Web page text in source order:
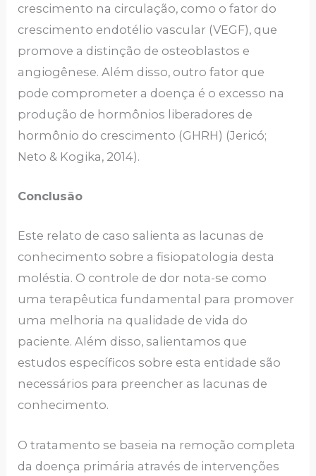
crescimento na circulação, como o fator do
crescimento endotélio vascular (VEGF), que
promove a distinção de osteoblastos e
angiogênese. Além disso, outro fator que
pode comprometer a doença é o excesso na
produção de hormônios liberadores de
hormônio do crescimento (GHRH) (Jericó;
Neto & Kogika, 2014).
Conclusão
Este relato de caso salienta as lacunas de
conhecimento sobre a fisiopatologia desta
moléstia. O controle de dor nota-se como
uma terapêutica fundamental para promover
uma melhoria na qualidade de vida do
paciente. Além disso, salientamos que
estudos específicos sobre esta entidade são
necessários para preencher as lacunas de
conhecimento.
O tratamento se baseia na remoção completa
da doença primária através de intervenções